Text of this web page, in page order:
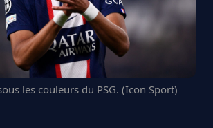
les couleurs du PSG. (Icon Sport)